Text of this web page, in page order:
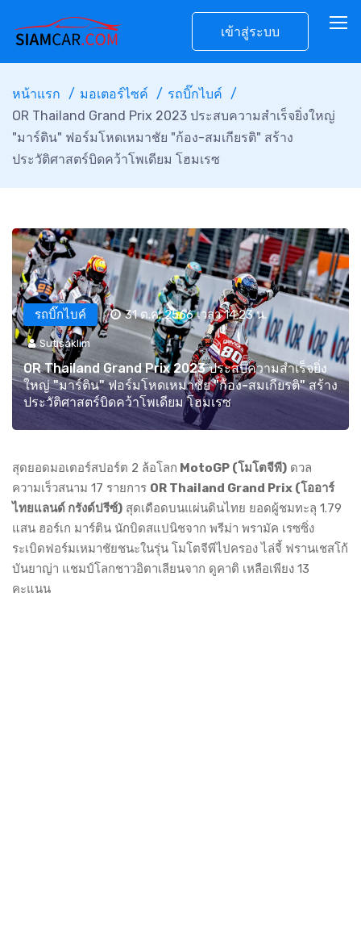
เข้าสู่ระบบ
หน้าแรก มอเตอร์ไซค์
รถบิ๊กไบค์
OR Thailand Grand Prix 2023 ประสบความสำเร็จยิ่งใหญ่
"มาร์ติน" ฟอร์มโหดเหมาชัย "ก้อง-สมเกียรติ" สร้าง
ประวัติศาสตร์บิดคว้าโพเดียม โฮมเรซ
รถบิ๊กไบค์ 31 ต.ค. 2566 เวลา 14:23 น.
Sutisaklim
OR Thailand Grand Prix 2023 ประสบความสำเร็จยิ่ง
ใหญ่ "มาร์ติน" ฟอร์มโหดเหมาชัย "ก้อง-สมเกียรติ" สร้าง
ประวัติศาสตร์บิดคว้าโพเดียม โฮมเรซ
สุดยอดมอเตอร์สปอร์ต 2 ล้อโลก MotoGP (โมโตจีพี) ดวล
ความเร็วสนาม 17 รายการ OR Thailand Grand Prix (โออาร์
ไทยแลนด์ กรังด์ปรีซ์) สุดเดือดบนแผ่นดินไทย ยอดผู้ชมทะลุ 1.79
แสน ฮอร์เก มาร์ติน นักบิดสแปนิชจาก พรีม่า พรามัค เรซซิ่ง
ระเบิดฟอร์มเหมาชัยชนะในรุ่น โมโตจีพีไปครอง ไล่จี้ ฟรานเชสโก้
บันยาญ่า แชมป์โลกชาวอิตาเลียนจาก ดูคาติ เหลือเพียง 13
คะแนน